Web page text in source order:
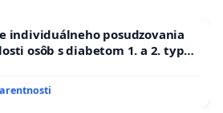
individuálneho posudzovania
osôb s diabetom 1. a 2. typu
zboru SR